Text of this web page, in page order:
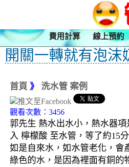
費用計算 線上預約
開關一轉就有泡沫
首頁 》 洗水管 案例
觀看次數：3456
郭先生 熱水出水小，熱水器
入 檸檬酸 至水管，等了約15
如是自來水，如水管老化，會
綠色的水，是因為裡面有銅的